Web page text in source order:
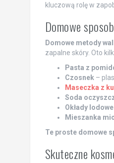
kluczową rolę w
Domowe
Domowe metody
zapalne skóry. Oto
Pasta z
Czosnek–
Maseczka z
Soda
Okłady lodowe
Mieszanka
Te proste domowe
Skuteczne